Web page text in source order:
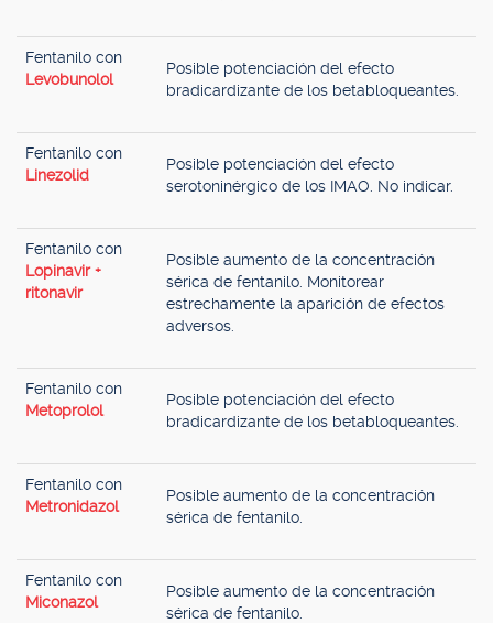
Fentanilo con
Levobunolol
Posible potenciación del efecto
bradicardizante de los betabloqueantes.
Fentanilo con
Linezolid
Posible potenciación del efecto
serotoninérgico de los IMAO. No indicar.
Fentanilo con
Lopinavir +
ritonavir
Posible aumento de la concentración
sérica de fentanilo. Monitorear
estrechamente la aparición de efectos
adversos.
Fentanilo con
Metoprolol
Posible potenciación del efecto
bradicardizante de los betabloqueantes.
Fentanilo con
Metronidazol
Posible aumento de la concentración
sérica de fentanilo.
Fentanilo con
Miconazol
Posible aumento de la concentración
sérica de fentanilo.